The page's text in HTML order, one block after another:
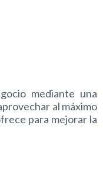
mediante una
al máximo
para mejorar la